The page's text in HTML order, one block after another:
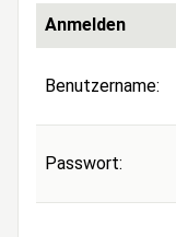
Anmelden
Benutzername:
Passwort: